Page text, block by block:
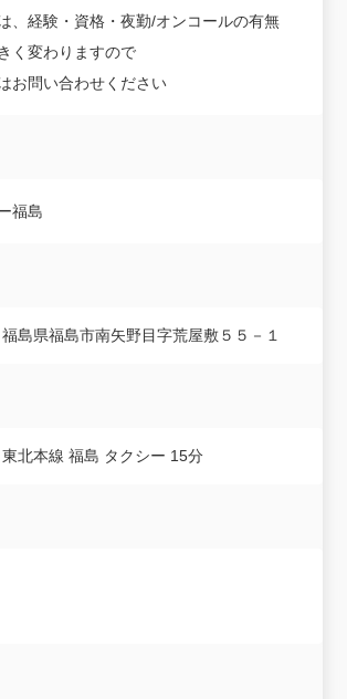
、経験・資格・夜勤/オンコールの有無
く変わりますので
お問い合わせください
福島
福島県福島市南矢野目字荒屋敷５５－１
東北本線 福島 タクシー 15分